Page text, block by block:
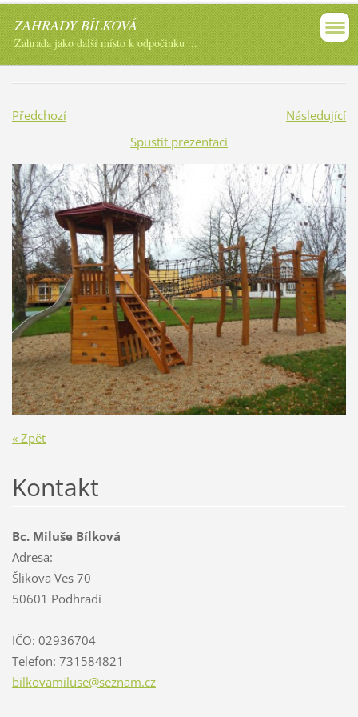
ZAHRADY BÍLKOVÁ
Zahrada jako další místo k odpočinku ...
Předchozí
Následující
Spustit prezentaci
« Zpět
Kontakt
Bc. Miluše Bílková
Adresa:
Šlikova Ves 70
50601 Podhradí
IČO: 02936704
Telefon: 731584821
bilkovamiluse@seznam.cz